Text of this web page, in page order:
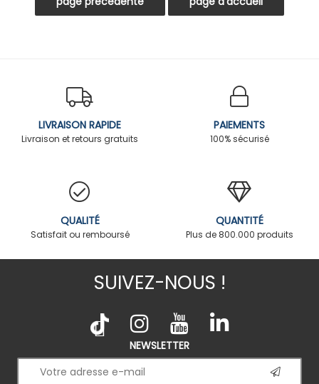
LIVRAISON RAPIDE
Livraison et retours gratuits
PAIEMENTS
100% sécurisé
QUALITÉ
Satisfait ou remboursé
QUANTITÉ
Plus de 800.000 produits
SUIVEZ-NOUS !
NEWSLETTER